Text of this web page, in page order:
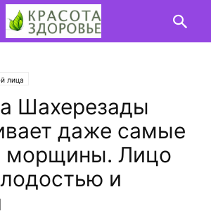
лица
Шахерезады
даже самые
морщины. Лицо
и